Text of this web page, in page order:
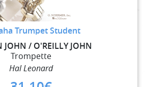
Trumpet Student
JOHN / O'REILLY JOHN
Trompette
Hal Leonard